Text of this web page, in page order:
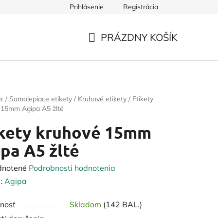
Prihlásenie Registrácia
PRÁZDNY KOŠÍK
/ Samolepiace etikety / Kruhové etikety / Etikety
Agipa A5 žlté
kruhové 15mm
A5 žlté
Podrobnosti hodnotenia
Agipa
Skladom (142 BAL.)